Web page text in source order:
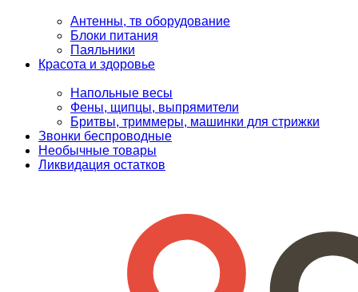
Антенны, тв оборудование
Блоки питания
Паяльники
Красота и здоровье
Напольные весы
Фены, щипцы, выпрямители
Бритвы, триммеры, машинки для стрижки
Звонки беспроводные
Необычные товары
Ликвидация остатков